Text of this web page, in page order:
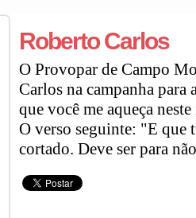
Roberto Carlos
O Provopar de Campo
Carlos na campanha para
que você me aqueça
O verso seguinte: "E que
cortado. Deve ser para